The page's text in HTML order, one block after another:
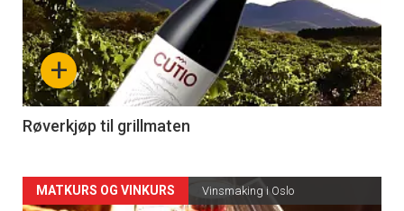
akkurat
nå
-
4
+
Røverkjøp til grillmaten
Forsiden
MATKURS OG VINKURS Vinsmaking i Oslo